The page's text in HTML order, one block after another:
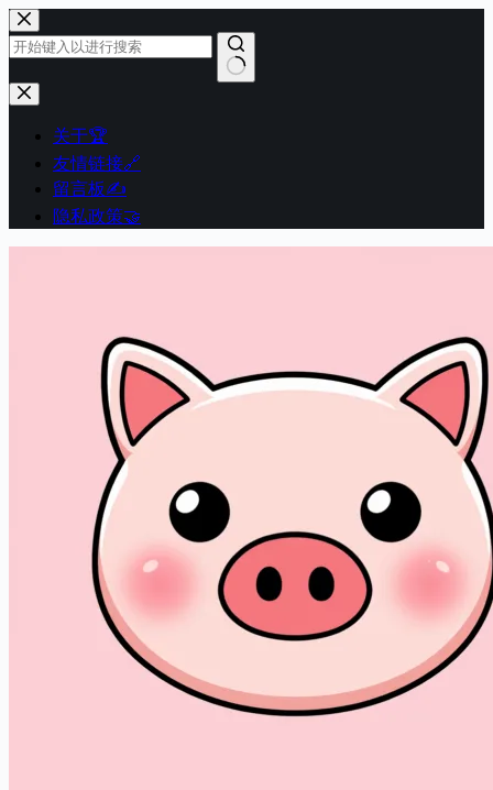
跳
至
内
容
无
关于🏆
友情链接🔗
留言板✍️
隐私政策🤝